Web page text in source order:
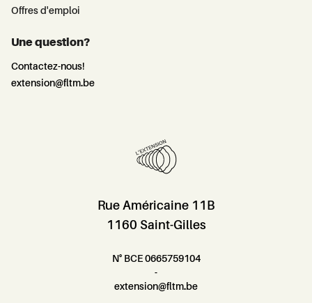
Offres d'emploi
Une question?
Contactez-nous!
extension@fltm.be
Rue Américaine 11B
1160 Saint-Gilles
N° BCE 0665759104
-
extension@fltm.be